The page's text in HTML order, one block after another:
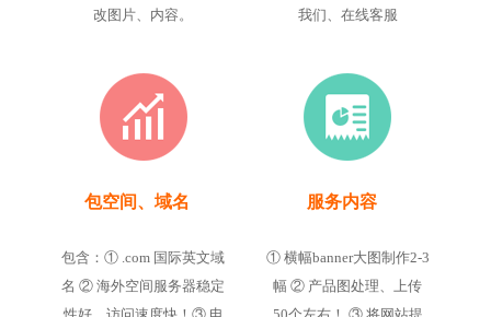
改图片、内容。
我们、在线客服
包空间、域名
包含：① .com 国际英文域
名 ② 海外空间服务器稳定
服务内容
① 横幅banner大图制作2-3
幅 ② 产品图处理、上传